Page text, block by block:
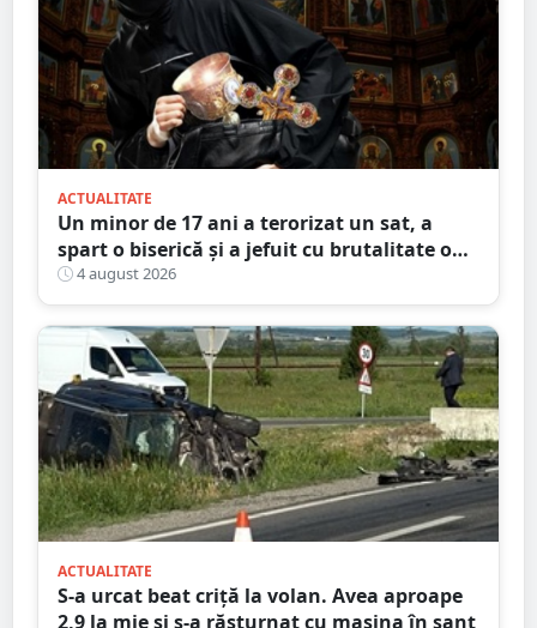
ACTUALITATE
Un minor de 17 ani a terorizat un sat, a
spart o biserică și a jefuit cu brutalitate o
bătrână de 80 de ani
4 august 2026
ACTUALITATE
S-a urcat beat criță la volan. Avea aproape
2,9 la mie și s-a răsturnat cu mașina în șanț